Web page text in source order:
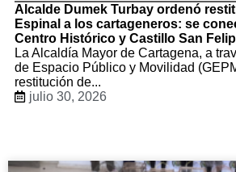
Alcalde Dumek Turbay ordenó
Espinal a los cartageneros: se
Centro Histórico y Castillo San
La Alcaldía Mayor de Cartagena, a
de Espacio Público y Movilidad
restitución de...
julio 30, 2026